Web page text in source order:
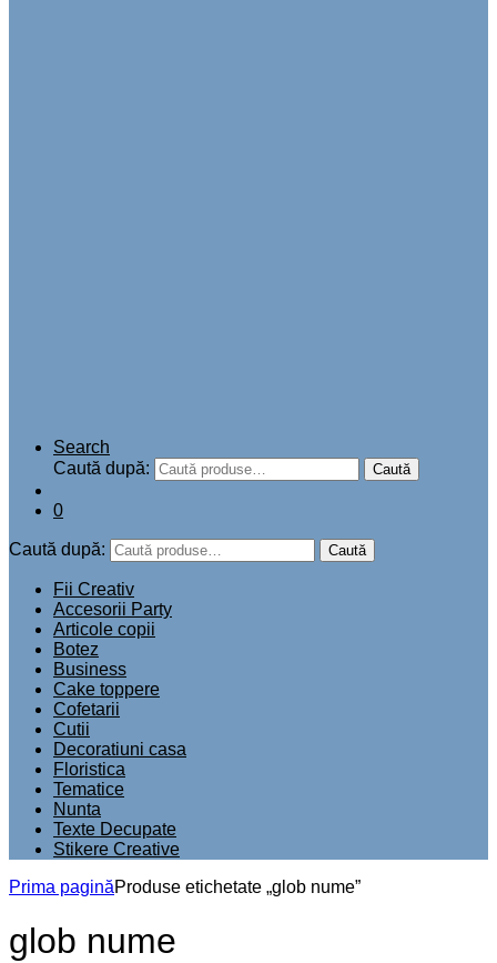
Search
Caută după:
Caută
0
Caută după: Caută
Fii Creativ
Accesorii Party
Articole copii
Botez
Business
Cake toppere
Cofetarii
Cutii
Decoratiuni casa
Floristica
Tematice
Nunta
Texte Decupate
Stikere Creative
Prima paginăProduse etichetate „glob nume”
glob nume